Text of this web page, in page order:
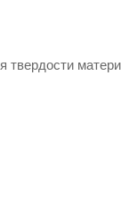
твердости